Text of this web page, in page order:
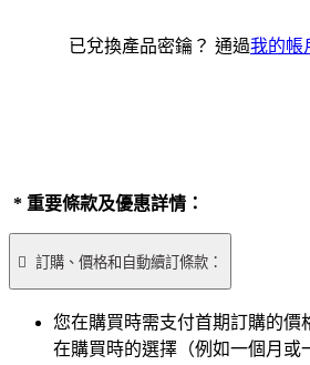
已兌換產品密鑰？ 通過我的帳
* 重要條款及優惠詳情：
 訂購、價格和自動續訂條款：
您在購買時需支付首期訂購的價
在購買時的選擇（例如一個月或